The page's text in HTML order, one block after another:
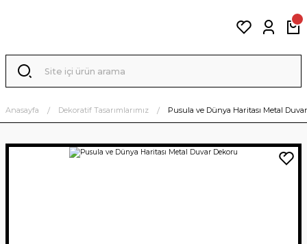
Anasayfa Dekoratif Tasarımlarımız Pusula ve Dünya Haritası Metal